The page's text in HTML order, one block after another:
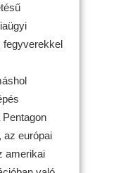
fegyverekkel
az európai
amerikai